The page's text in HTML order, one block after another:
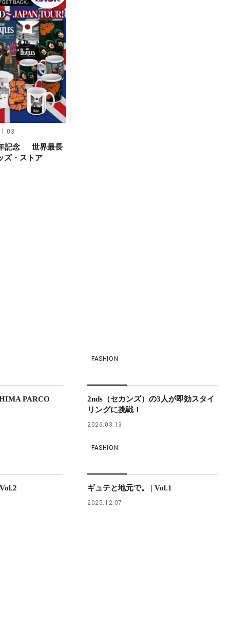
記念 世界最長
ズ・ストア
PARCO
FASHION
2nds（セカンズ）の3人が即効スタイ
リングに挑戦！
2026.03.13
FASHION
ギュテと地元で。 | Vol.1
2025.12.07